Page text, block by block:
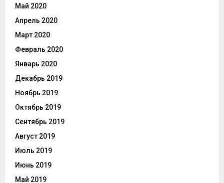
Май 2020
Апрель 2020
Март 2020
Февраль 2020
Январь 2020
Декабрь 2019
Ноябрь 2019
Октябрь 2019
Сентябрь 2019
Август 2019
Июль 2019
Июнь 2019
Май 2019